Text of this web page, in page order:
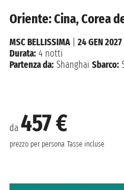
Oriente: Cina, Corea
da 457 €
prezzo per persona Tasse incluse
MSC BELLISSIMA| 24 GEN 2027
Durata: 4 notti
Partenza da: Shanghai Sbarco: